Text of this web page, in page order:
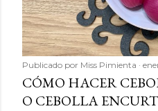
Publicado por Miss Pimienta
CÓMO HACER
O CEBOLLA